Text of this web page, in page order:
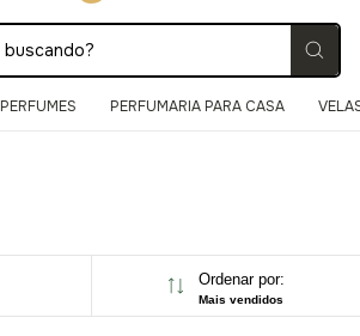
PERFUMES PERFUMARIA PARA CASA
Ordenar por:
Mais vendidos